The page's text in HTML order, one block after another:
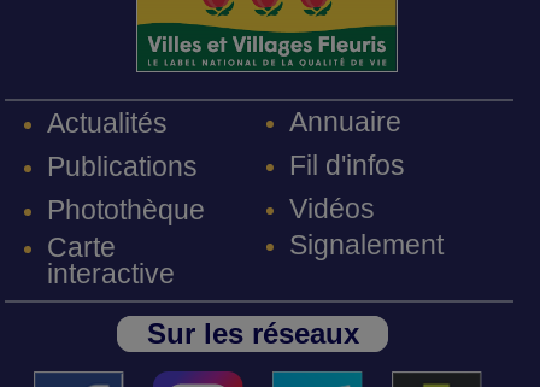
Actualités
Publications
Photothèque
Carte
interactive
Annuaire
Fil d'infos
Vidéos
Signalement
Sur les réseaux